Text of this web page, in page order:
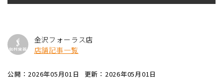
金沢フォーラス店
店舗記事一覧
公開：2026年05月01日 更新：2026年05月01日